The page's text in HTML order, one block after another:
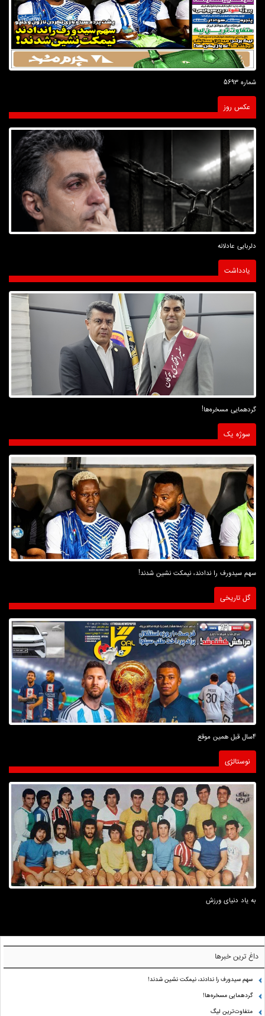
شماره 5693
عکس روز
دلربایی عادلانه
یادداشت
گردهمایی مسخره‌ها!
سوژه یک
سهم سیدورف را ندادند، نیمکت نشین شدند!
گل تاریخی
4سال قبل همین موقع
نوستالژی
به یاد دنیای ورزش
داغ ترین خبرها
سهم سیدورف را ندادند، نیمکت نشین شدند!
گردهمایی مسخره‌ها!
متفاوت‌ترین لیگ